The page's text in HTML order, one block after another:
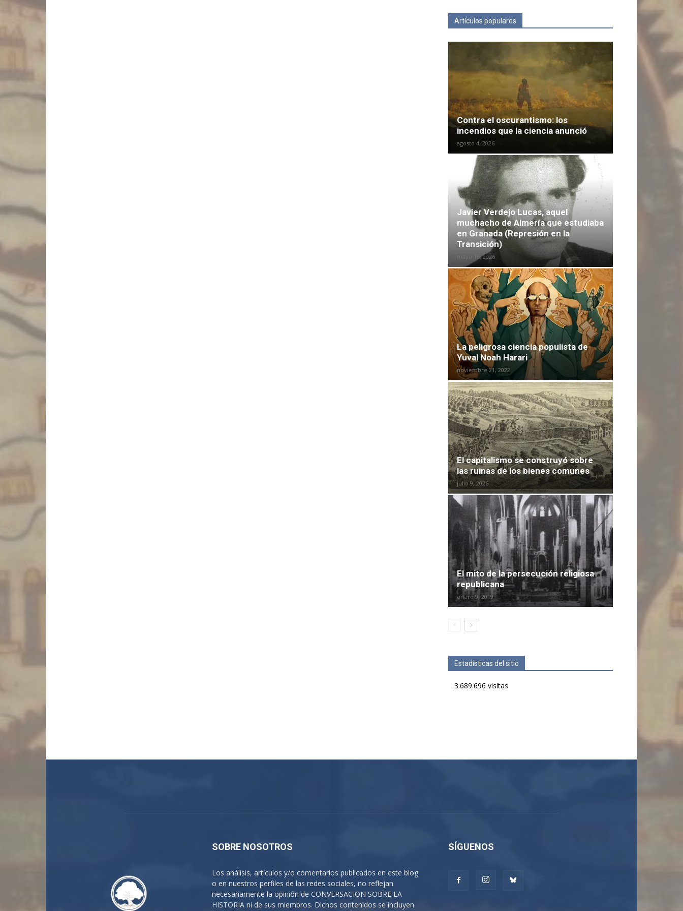
Artículos populares
Contra el oscurantismo: los
incendios que la ciencia anunció
agosto 4, 2026
Javier Verdejo Lucas, aquel
muchacho de Almería que estudiaba
en Granada (Represión en la
Transición)
mayo 16, 2026
La peligrosa ciencia populista de
Yuval Noah Harari
noviembre 21, 2022
El capitalismo se construyó sobre
las ruinas de los bienes comunes
julio 9, 2026
El mito de la persecución religiosa
republicana
enero 9, 2019
Estadísticas del sitio
3.689.696 visitas
SOBRE NOSOTROS
Los análisis, artículos y/o comentarios publicados en este blog
o en nuestros perfiles de las redes sociales, no reflejan
necesariamente la opinión de CONVERSACION SOBRE LA
HISTORIA ni de sus miembros. Dichos contenidos se incluyen
SÍGUENOS